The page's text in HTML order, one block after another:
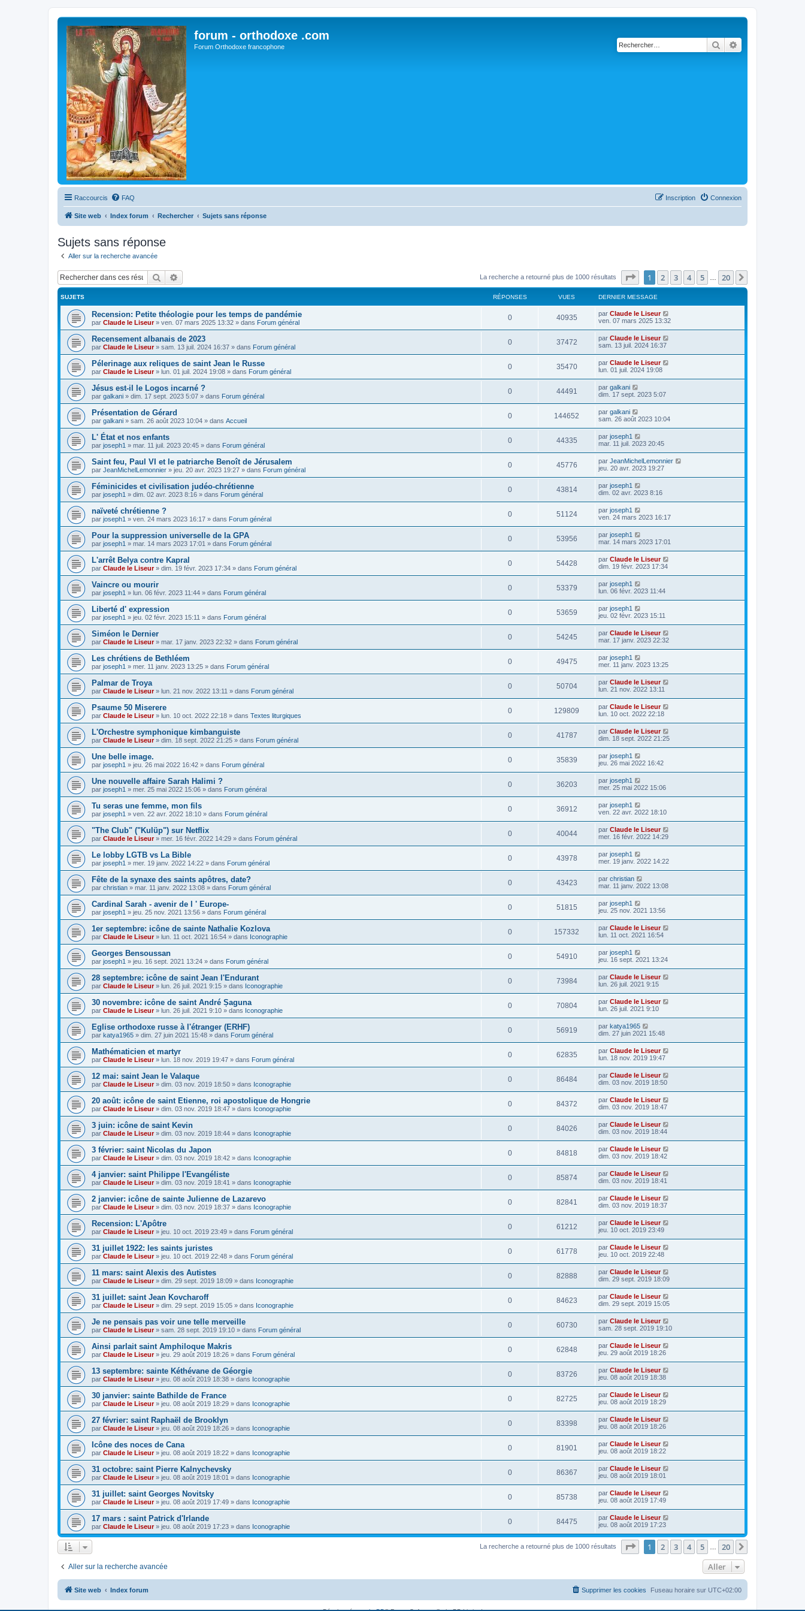
forum - orthodoxe .com
Forum Orthodoxe francophone Rechercher
Raccourcis FAQ Connexion
Inscription
Site web Index forum Rechercher Sujets sans réponse
Sujets sans réponse
Aller sur la recherche avancée
Rechercher La recherche a retourné plus de 1000 résultats Page sur20
1 2 3 4 5 20
SUJETS RÉPONSES VUES DERNIER MESSAGE
Recension: Petite théologie pour les temps de pandémie
par Claude le Liseur» ven. 07 mars 2025 13:32 » dans Forum général
0 40935 par Claude le Liseur
ven. 07 mars 2025 13:32
Recensement albanais de 2023
par Claude le Liseur» sam. 13 juil. 2024 16:37 » dans Forum général
0 37472 par Claude le Liseur
sam. 13 juil. 2024 16:37
Pélerinage aux reliques de saint Jean le Russe
par Claude le Liseur» lun. 01 juil. 2024 19:08 » dans Forum général
0 35470 par Claude le Liseur
lun. 01 juil. 2024 19:08
Jésus est-il le Logos incarné ?
par galkani » dim. 17 sept. 2023 5:07 » dans Forum général
0 44491 par galkani
dim. 17 sept. 2023 5:07
Présentation de Gérard
par galkani » sam. 26 août 2023 10:04 » dans Accueil
0 144652 par galkani
sam. 26 août 2023 10:04
L' État et nos enfants
par joseph1 » mar. 11 juil. 2023 20:45 » dans Forum général
0 44335 par joseph1
mar. 11 juil. 2023 20:45
Saint feu, Paul VI et le patriarche Benoît de Jérusalem
par JeanMichelLemonnier » jeu. 20 avr. 2023 19:27 » dans Forum général
0 45776 par JeanMichelLemonnier
jeu. 20 avr. 2023 19:27
Féminicides et civilisation judéo-chrétienne
par joseph1 » dim. 02 avr. 2023 8:16 » dans Forum général
0 43814 par joseph1
dim. 02 avr. 2023 8:16
naïveté chrétienne ?
par joseph1 » ven. 24 mars 2023 16:17 » dans Forum général
0 51124 par joseph1
ven. 24 mars 2023 16:17
Pour la suppression universelle de la GPA
par joseph1 » mar. 14 mars 2023 17:01 » dans Forum général
0 53956 par joseph1
mar. 14 mars 2023 17:01
L'arrêt Belya contre Kapral
par Claude le Liseur» dim. 19 févr. 2023 17:34 » dans Forum général
0 54428 par Claude le Liseur
dim. 19 févr. 2023 17:34
Vaincre ou mourir
par joseph1 » lun. 06 févr. 2023 11:44 » dans Forum général
0 53379 par joseph1
lun. 06 févr. 2023 11:44
Liberté d' expression
par joseph1 » jeu. 02 févr. 2023 15:11 » dans Forum général
0 53659 par joseph1
jeu. 02 févr. 2023 15:11
Siméon le Dernier
par Claude le Liseur» mar. 17 janv. 2023 22:32 » dans Forum général
0 54245 par Claude le Liseur
mar. 17 janv. 2023 22:32
Les chrétiens de Bethléem
par joseph1 » mer. 11 janv. 2023 13:25 » dans Forum général
0 49475 par joseph1
mer. 11 janv. 2023 13:25
Palmar de Troya
par Claude le Liseur» lun. 21 nov. 2022 13:11 » dans Forum général
0 50704 par Claude le Liseur
lun. 21 nov. 2022 13:11
Psaume 50 Miserere
par Claude le Liseur» lun. 10 oct. 2022 22:18 » dans Textes liturgiques
0 129809 par Claude le Liseur
lun. 10 oct. 2022 22:18
L'Orchestre symphonique kimbanguiste
par Claude le Liseur» dim. 18 sept. 2022 21:25 » dans Forum général
0 41787 par Claude le Liseur
dim. 18 sept. 2022 21:25
Une belle image.
par joseph1 » jeu. 26 mai 2022 16:42 » dans Forum général
0 35839 par joseph1
jeu. 26 mai 2022 16:42
Une nouvelle affaire Sarah Halimi ?
par joseph1 » mer. 25 mai 2022 15:06 » dans Forum général
0 36203 par joseph1
mer. 25 mai 2022 15:06
Tu seras une femme, mon fils
par joseph1 » ven. 22 avr. 2022 18:10 » dans Forum général
0 36912 par joseph1
ven. 22 avr. 2022 18:10
"The Club" ("Kulüp") sur Netflix
par Claude le Liseur» mer. 16 févr. 2022 14:29 » dans Forum général
0 40044 par Claude le Liseur
mer. 16 févr. 2022 14:29
Le lobby LGTB vs La Bible
par joseph1 » mer. 19 janv. 2022 14:22 » dans Forum général
0 43978 par joseph1
mer. 19 janv. 2022 14:22
Fête de la synaxe des saints apôtres, date?
par christian » mar. 11 janv. 2022 13:08 » dans Forum général
0 43423 par christian
mar. 11 janv. 2022 13:08
Cardinal Sarah - avenir de l ' Europe-
par joseph1 » jeu. 25 nov. 2021 13:56 » dans Forum général
0 51815 par joseph1
jeu. 25 nov. 2021 13:56
1er septembre: icône de sainte Nathalie Kozlova
par Claude le Liseur» lun. 11 oct. 2021 16:54 » dans Iconographie
0 157332 par Claude le Liseur
lun. 11 oct. 2021 16:54
Georges Bensoussan
par joseph1 » jeu. 16 sept. 2021 13:24 » dans Forum général
0 54910 par joseph1
jeu. 16 sept. 2021 13:24
28 septembre: icône de saint Jean l'Endurant
par Claude le Liseur» lun. 26 juil. 2021 9:15 » dans Iconographie
0 73984 par Claude le Liseur
lun. 26 juil. 2021 9:15
30 novembre: icône de saint André Șaguna
par Claude le Liseur» lun. 26 juil. 2021 9:10 » dans Iconographie
0 70804 par Claude le Liseur
lun. 26 juil. 2021 9:10
Eglise orthodoxe russe à l'étranger (ERHF)
par katya1965 » dim. 27 juin 2021 15:48 » dans Forum général
0 56919 par katya1965
dim. 27 juin 2021 15:48
Mathématicien et martyr
par Claude le Liseur» lun. 18 nov. 2019 19:47 » dans Forum général
0 62835 par Claude le Liseur
lun. 18 nov. 2019 19:47
12 mai: saint Jean le Valaque
par Claude le Liseur» dim. 03 nov. 2019 18:50 » dans Iconographie
0 86484 par Claude le Liseur
dim. 03 nov. 2019 18:50
20 août: icône de saint Etienne, roi apostolique de Hongrie
par Claude le Liseur» dim. 03 nov. 2019 18:47 » dans Iconographie
0 84372 par Claude le Liseur
dim. 03 nov. 2019 18:47
3 juin: icône de saint Kevin
par Claude le Liseur» dim. 03 nov. 2019 18:44 » dans Iconographie
0 84026 par Claude le Liseur
dim. 03 nov. 2019 18:44
3 février: saint Nicolas du Japon
par Claude le Liseur» dim. 03 nov. 2019 18:42 » dans Iconographie
0 84818 par Claude le Liseur
dim. 03 nov. 2019 18:42
4 janvier: saint Philippe l'Evangéliste
par Claude le Liseur» dim. 03 nov. 2019 18:41 » dans Iconographie
0 85874 par Claude le Liseur
dim. 03 nov. 2019 18:41
2 janvier: icône de sainte Julienne de Lazarevo
par Claude le Liseur» dim. 03 nov. 2019 18:37 » dans Iconographie
0 82841 par Claude le Liseur
dim. 03 nov. 2019 18:37
Recension: L'Apôtre
par Claude le Liseur» jeu. 10 oct. 2019 23:49 » dans Forum général
0 61212 par Claude le Liseur
jeu. 10 oct. 2019 23:49
31 juillet 1922: les saints juristes
par Claude le Liseur» jeu. 10 oct. 2019 22:48 » dans Forum général
0 61778 par Claude le Liseur
jeu. 10 oct. 2019 22:48
11 mars: saint Alexis des Autistes
par Claude le Liseur» dim. 29 sept. 2019 18:09 » dans Iconographie
0 82888 par Claude le Liseur
dim. 29 sept. 2019 18:09
31 juillet: saint Jean Kovcharoff
par Claude le Liseur» dim. 29 sept. 2019 15:05 » dans Iconographie
0 84623 par Claude le Liseur
dim. 29 sept. 2019 15:05
Je ne pensais pas voir une telle merveille
par Claude le Liseur» sam. 28 sept. 2019 19:10 » dans Forum général
0 60730 par Claude le Liseur
sam. 28 sept. 2019 19:10
Ainsi parlait saint Amphiloque Makris
par Claude le Liseur» jeu. 29 août 2019 18:26 » dans Forum général
0 62848 par Claude le Liseur
jeu. 29 août 2019 18:26
13 septembre: sainte Kéthévane de Géorgie
par Claude le Liseur» jeu. 08 août 2019 18:38 » dans Iconographie
0 83726 par Claude le Liseur
jeu. 08 août 2019 18:38
30 janvier: sainte Bathilde de France
par Claude le Liseur» jeu. 08 août 2019 18:29 » dans Iconographie
0 82725 par Claude le Liseur
jeu. 08 août 2019 18:29
27 février: saint Raphaël de Brooklyn
par Claude le Liseur» jeu. 08 août 2019 18:26 » dans Iconographie
0 83398 par Claude le Liseur
jeu. 08 août 2019 18:26
Icône des noces de Cana
par Claude le Liseur» jeu. 08 août 2019 18:22 » dans Iconographie
0 81901 par Claude le Liseur
jeu. 08 août 2019 18:22
31 octobre: saint Pierre Kalnychevsky
par Claude le Liseur» jeu. 08 août 2019 18:01 » dans Iconographie
0 86367 par Claude le Liseur
jeu. 08 août 2019 18:01
31 juillet: saint Georges Novitsky
par Claude le Liseur» jeu. 08 août 2019 17:49 » dans Iconographie
0 85738 par Claude le Liseur
jeu. 08 août 2019 17:49
17 mars : saint Patrick d'Irlande
par Claude le Liseur» jeu. 08 août 2019 17:23 » dans Iconographie
0 84475 par Claude le Liseur
jeu. 08 août 2019 17:23
La recherche a retourné plus de 1000 résultats Page sur20
1 2 3 4 5 20
Aller sur la recherche avancée Aller
Site web Index forum Fuseau horaire sur UTC+02:00
Supprimer les cookies